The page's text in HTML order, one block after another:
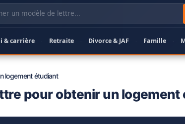
& carrière · Retraite · Divorce & JAF · Famille ·
logement étudiant
pour obtenir un logement